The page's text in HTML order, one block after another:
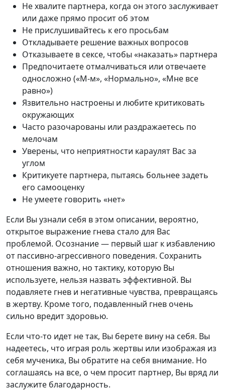
Не хвалите партнера, когда он этого заслуживает
или даже прямо просит об этом
Не прислушивайтесь к его просьбам
Откладываете решение важных вопросов
Отказываете в сексе, чтобы «наказать» партнера
Предпочитаете отмалчиваться или отвечаете
односложно («М-м», «Нормально», «Мне все
равно»)
Язвительно настроены и любите критиковать
окружающих
Часто разочарованы или раздражаетесь по
мелочам
Уверены, что неприятности караулят Вас за
углом
Критикуете партнера, пытаясь больнее задеть
его самооценку
Не умеете говорить «нет»
Если Вы узнали себя в этом описании, вероятно,
открытое выражение гнева стало для Вас
проблемой. Осознание — первый шаг к избавлению
от пассивно-агрессивного поведения. Сохранить
отношения важно, но тактику, которую Вы
используете, нельзя назвать эффективной. Вы
подавляете гнев и негативные чувства, превращаясь
в жертву. Кроме того, подавленный гнев очень
сильно вредит здоровью.
Если что-то идет не так, Вы берете вину на себя. Вы
надеетесь, что играя роль жертвы или изображая из
себя мученика, Вы обратите на себя внимание. Но
соглашаясь на все, о чем просит партнер, Вы вряд ли
заслужите благодарность.